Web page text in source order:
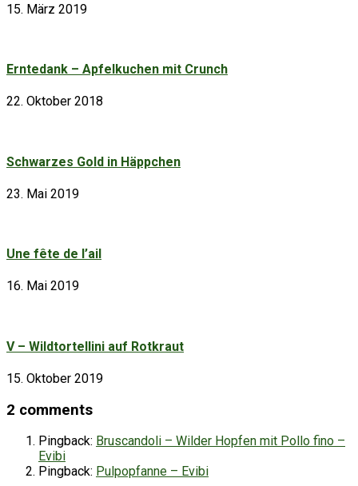
15. März 2019
Erntedank – Apfelkuchen mit Crunch
22. Oktober 2018
Schwarzes Gold in Häppchen
23. Mai 2019
Une fête de l’ail
16. Mai 2019
V – Wildtortellini auf Rotkraut
15. Oktober 2019
2 comments
Pingback: Bruscandoli – Wilder Hopfen mit Pollo fino –
Evibi
Pingback: Pulpopfanne – Evibi